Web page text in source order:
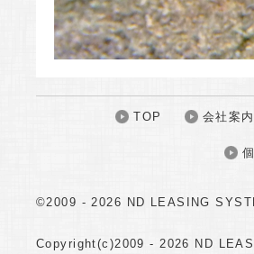
TOP 会社案内
©2009 -2026 ND LEASING
Copyright(c)2009 -2026 ND